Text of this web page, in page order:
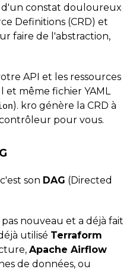
d'un constat douloureux
Definitions (CRD) et
faire de l'abstraction,
API et les ressources
et même fichier YAML
). kro génère la CRD à
pour vous.
son DAG (Directed
nouveau et a déjà fait
utilisé Terraform
Apache Airflow
de données, ou